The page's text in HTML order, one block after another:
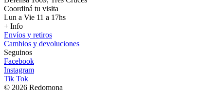
Coordiná tu visita
Lun a Vie 11 a 17hs
+ Info
Envíos y retiros
Cambios y devoluciones
Seguinos
Facebook
Instagram
Tik Tok
© 2026 Redomona